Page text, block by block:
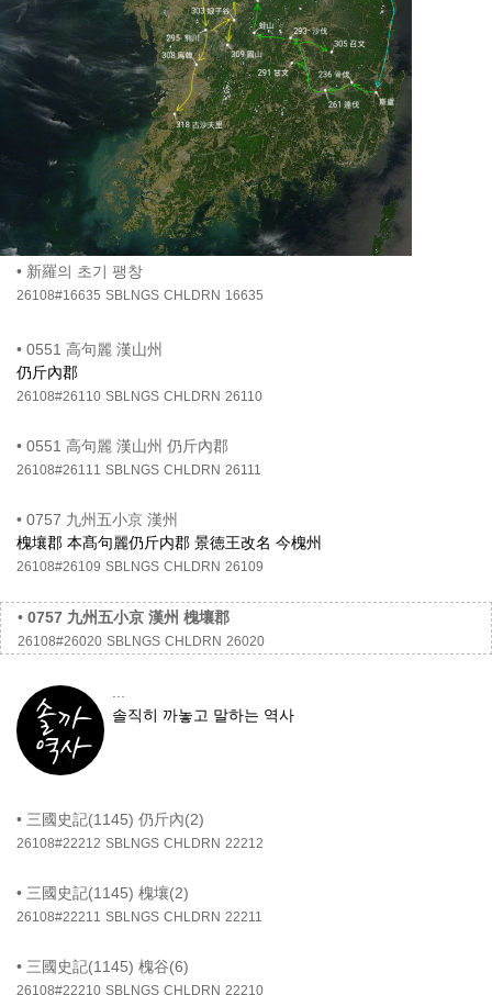
• 新羅의 초기 팽창
26108#16635 SBLNGS CHLDRN 16635
• 0551 高句麗 漢山州
仍斤內郡
26108#26110 SBLNGS CHLDRN 26110
• 0551 高句麗 漢山州 仍斤內郡
26108#26111 SBLNGS CHLDRN 26111
• 0757 九州五小京 漢州
槐壤郡 本髙句麗仍斤内郡 景徳王改名 今槐州
26108#26109 SBLNGS CHLDRN 26109
• 0757 九州五小京 漢州 槐壤郡
26108#26020 SBLNGS CHLDRN 26020
솔직히 까놓고 말하는 역사
• 三國史記(1145) 仍斤內(2)
26108#22212 SBLNGS CHLDRN 22212
• 三國史記(1145) 槐壤(2)
26108#22211 SBLNGS CHLDRN 22211
• 三國史記(1145) 槐谷(6)
26108#22210 SBLNGS CHLDRN 22210